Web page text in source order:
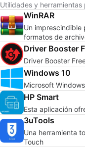
Utilidades y herramientas
WinRAR
Un imprescindible
formatos de
Driver Booster
Driver Booster
Windows 10
Microsoft
HP Smart
Esta aplicación
3uTools
Una herramienta
Touch